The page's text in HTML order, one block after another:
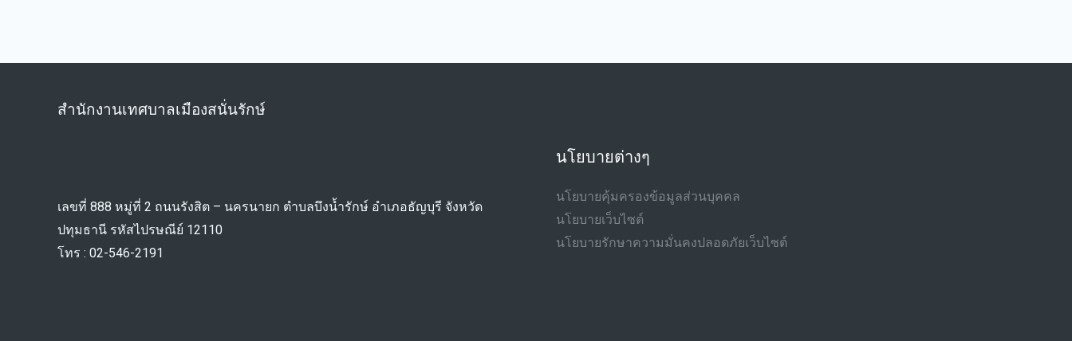
สำนักงานเทศบาลเมืองสนั่นรักษ์
เลขที่ 888 หมู่ที่ 2 ถนนรังสิต – นครนายก ตำบลบึงน้ำรักษ์ อำเภอธัญบุรี จังหวัด
ปทุมธานี รหัสไปรษณีย์ 12110
โทร : 02-546-2191
นโยบายต่างๆ
นโยบายคุ้มครองข้อมูลส่วนบุคคล
นโยบายเว็บไซต์
นโยบายรักษาความมั่นคงปลอดภัยเว็บไซต์